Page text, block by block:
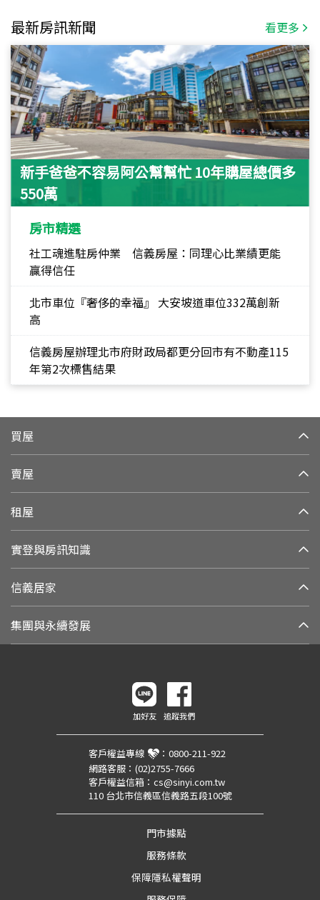
最新房訊新聞 看更多
新手爸爸不容易阿公幫幫忙 10年購屋總價多
550萬
房市精選
社工魂進駐房仲業 信義房屋：同理心比業績更能
贏得信任
北市車位『奢侈的幸福』 大安坡道車位332萬創新
高
信義房屋辦理北市府財政局都更分回市有不動產115
年第2次標售結果
買屋
賣屋
租屋
實登與房訊知識
信義居家
集團與永續發展
加好友 追蹤我們
客戶權益專線 ： 0800-211-922
網路客服： (02)2755-7666
客戶權益信箱： cs@sinyi.com.tw
110 台北市信義區信義路五段100號
門市據點
服務條款
保障隱私權聲明